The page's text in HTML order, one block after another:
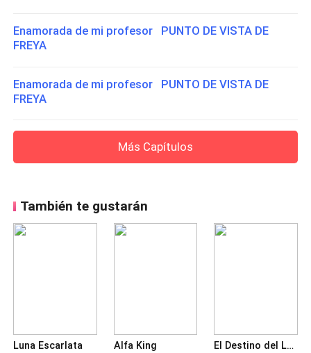
Enamorada de mi profesor PUNTO DE VISTA DE
FREYA
Enamorada de mi profesor PUNTO DE VISTA DE
FREYA
Más Capítulos
También te gustarán
Luna Escarlata Alfa King El Destino del Lobo